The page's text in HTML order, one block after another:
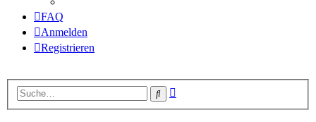
FAQ
Anmelden
Registrieren
Suche